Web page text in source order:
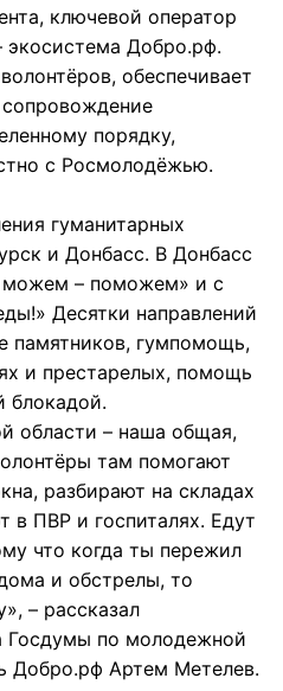
ключевой оператор
экосистема Добро.рф.
обеспечивает
порядку,
с Росмолодёжью.
гуманитарных
и Донбасс. В Донбасс
можем – поможем» и с
Десятки направлений
памятников, гумпомощь,
и престарелых, помощь
блокадой.
области – наша общая,
там помогают
разбирают на складах
в ПВР и госпиталях. Едут
что когда ты пережил
и обстрелы, то
– рассказал
Госдумы по молодежной
Добро.рф Артем Метелев.